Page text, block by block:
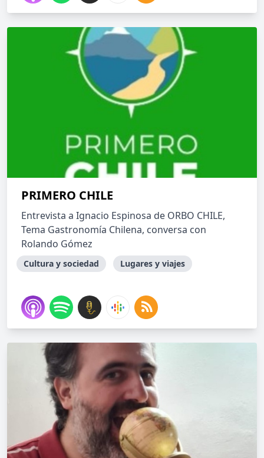
PRIMERO CHILE
Entrevista a Ignacio Espinosa de ORBO CHILE,
Tema Gastronomía Chilena, conversa con
Rolando Gómez
Cultura y sociedad Lugares y viajes